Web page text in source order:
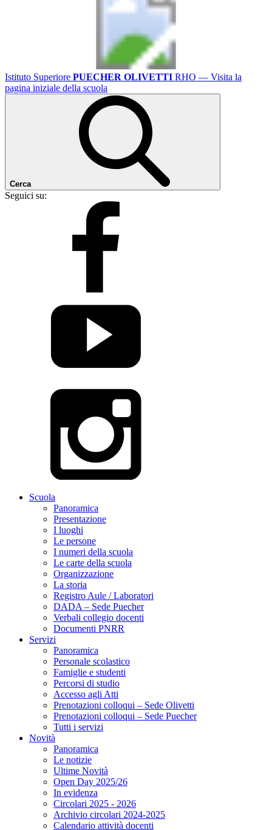
Istituto Superiore PUECHER OLIVETTI RHO — Visita la
pagina iniziale della scuola
Cerca
Seguici su:
Scuola
Panoramica
Presentazione
I luoghi
Le persone
I numeri della scuola
Le carte della scuola
Organizzazione
La storia
Registro Aule / Laboratori
DADA – Sede Puecher
Verbali collegio docenti
Documenti PNRR
Servizi
Panoramica
Personale scolastico
Famiglie e studenti
Percorsi di studio
Accesso agli Atti
Prenotazioni colloqui – Sede Olivetti
Prenotazioni colloqui – Sede Puecher
Tutti i servizi
Novità
Panoramica
Le notizie
Ultime Novità
Open Day 2025/26
In evidenza
Circolari 2025 - 2026
Archivio circolari 2024-2025
Calendario attività docenti